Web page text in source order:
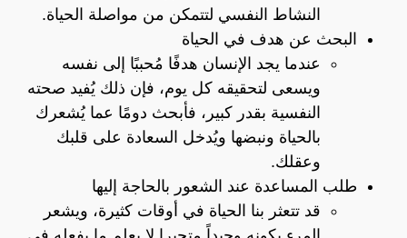
النشاط النفسي لتتمكن من مواصلة الحياة.
البحث عن هدف في الحياة
عندما يجد الإنسان هدفًا مُحببًا إلى نفسه
ويسعى لتحقيقه كل يوم، فإن ذلك يُفيد صحته
النفسية بقدر كبير، فأبحث دومًا عما يُشعرك
بالحياة ونبضها ويُدخل السعادة على قلبك
وعقلك.
طلب المساعدة عند الشعور بالحاجة إليها
قد تتعثر بنا الحياة في أوقات كثيرة، ويشعر